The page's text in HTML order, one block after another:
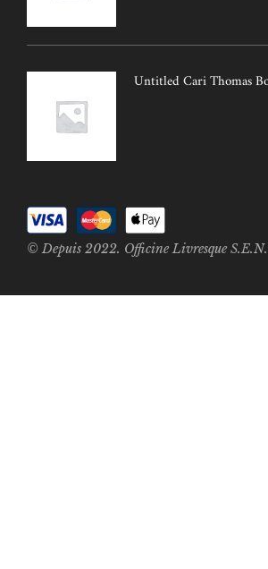
Untitled Cari Thomas
© Depuis 2022. Officine Livresque